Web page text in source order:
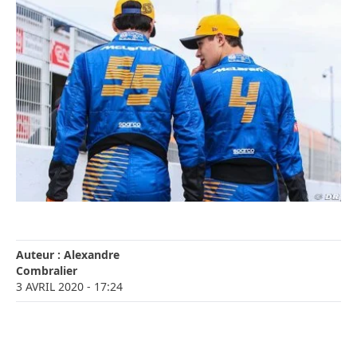
Auteur : Alexandre
Combralier
3 AVRIL 2020 - 17:24